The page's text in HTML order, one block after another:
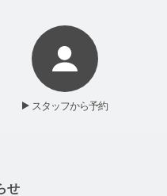
スタッフから予約
せ